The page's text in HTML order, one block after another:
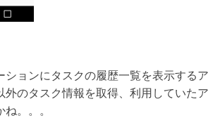
ションにタスクの履歴一覧を表示するア
外のタスク情報を取得、利用していたア
。。。